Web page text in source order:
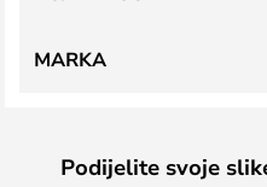
MARKA
Podijelite svoje